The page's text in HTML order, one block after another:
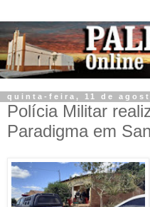
quinta-feira, 11 de
Polícia Militar
Paradigma em